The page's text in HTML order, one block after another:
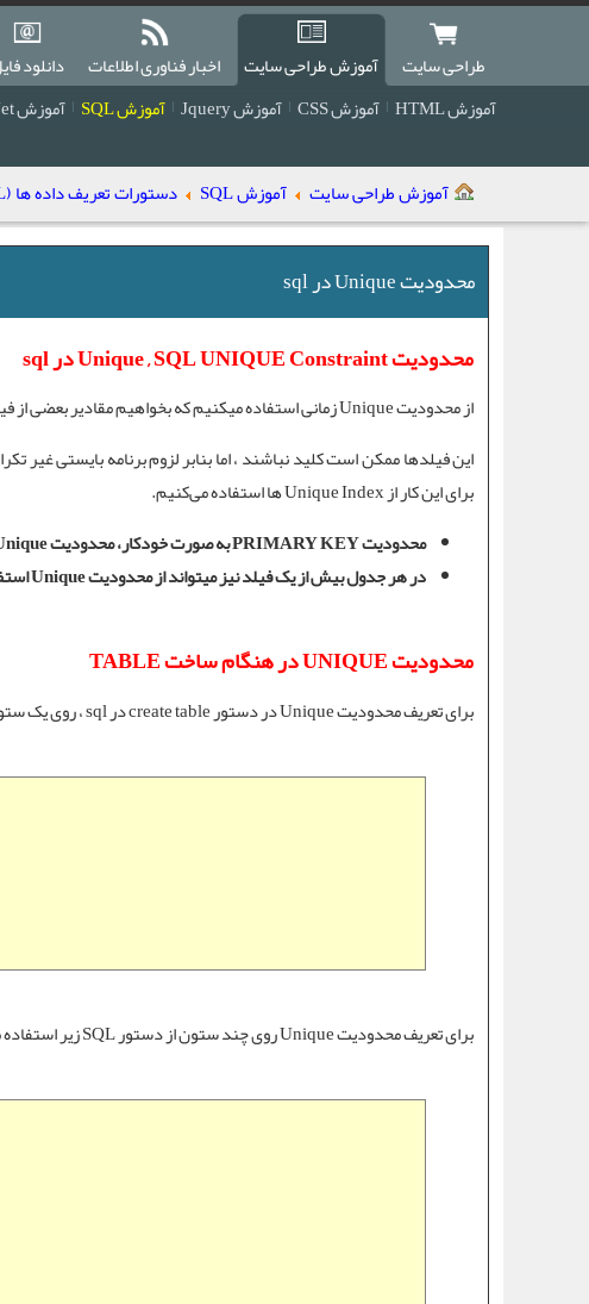
طراحی سایت آموزش طراحی سایت اخبار فناوری اطلاعات
دانلود
آموزش HTML
آموزش CSS آموزش Jquery آموزش SQL آموزش Asp.Net
آموزش طراحی سایت آموزش SQL دستورات تعریف داده ها (DDL)
محدودیت Unique در sql
محدودیت Unique , SQL UNIQUE Constraint در sql
ازمحدودیت Unique
زمانی استفاده میکنیم که بخواهیم مقادیر بعضی از
این فیلدها ممکن است کلید نباشند ، اما بنابر لزوم برنامه بایستی غیر
برای این کار ازUnique Indexها استفاده می‌کنیم.
محدودیت PRIMARY KEY
به صورت خودکار،محدودیت Unique
در هر جدول بیش از یک فیلد نیز میتواند ازمحدودیت Unique
محدودیت UNIQUE در هنگام ساخت TABLE
برای تعریفمحدودیت Unique دردستور create table در sql ، روی یک ستون از
برای تعریفمحدودیت Unique روی چند ستون از دستور SQL زیر استفاده می کنیم: